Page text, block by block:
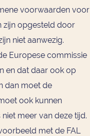
voorwaarden voor
zijn opgesteld door
niet aanwezig.
Europese commissie
en dat daar ook op
dan moet de
ook kunnen
meer van deze tijd.
met de FAL